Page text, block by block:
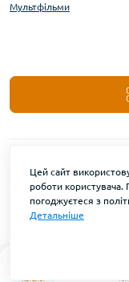
Каталог
Мультфільми
Цей сайт
роботи
погоджуєтеся з
Детальніше